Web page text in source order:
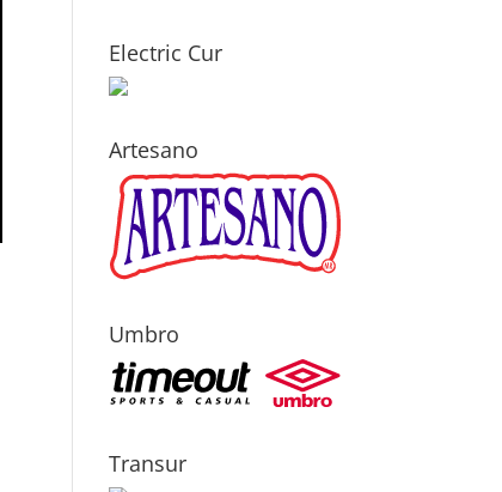
Electric Cur
Artesano
Umbro
Transur